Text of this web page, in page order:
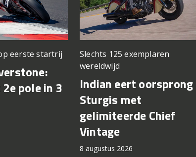
eerste startrij
pole in 3
Slechts 125 exemplaren
wereldwijd
Indian eert oorsprong
Sturgis met
gelimiteerde Chief
Vintage
8 augustus 2026